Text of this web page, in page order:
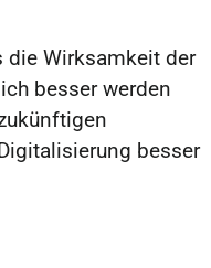
die Wirksamkeit der
besser werden
besser